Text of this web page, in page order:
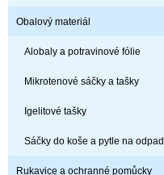
Obalový materiál
Alobaly a potravinové fólie
Mikrotenové sáčky a tašky
Igelitové tašky
Sáčky do koše a pytle na odpad
Rukavice a ochranné pomůcky